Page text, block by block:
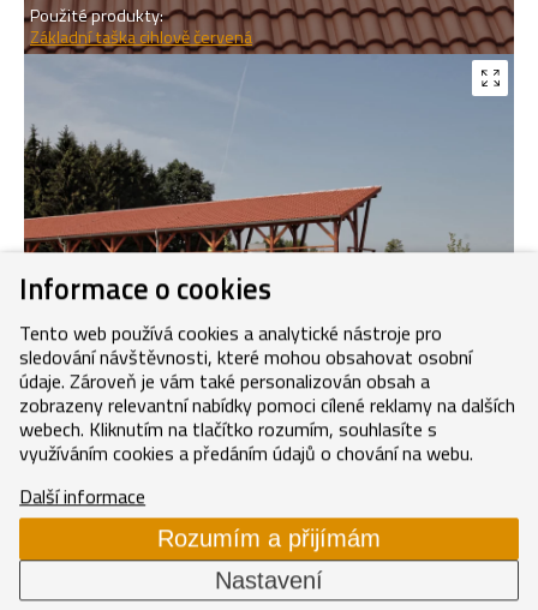
Použité produkty:
Základní taška cihlově červená
Cihlově červená
Použité produkty:
Základní taška cihlově červená
Informace o cookies
Tento web používá cookies a analytické nástroje pro
sledování návštěvnosti, které mohou obsahovat osobní
údaje. Zároveň je vám také personalizován obsah a
zobrazeny relevantní nabídky pomoci cílené reklamy na dalších
webech. Kliknutím na tlačítko rozumím, souhlasíte s
využíváním cookies a předáním údajů o chování na webu.
Další informace
Rozumím a přijímám
Nastavení